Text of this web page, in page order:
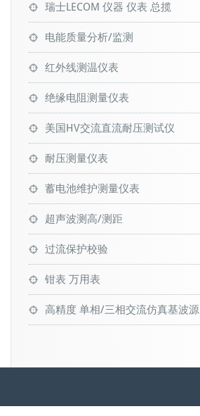
瑞士LECOM 仪器 仪表 总揽
电能质量分析/监测
红外线测温仪表
绝缘电阻测量仪表
美国HV交流直流耐压测试仪
耐压测量仪表
蓄电池维护测量仪表
超声波测高/测距
过流保护校验
钳表 万用表
高精度 单相/三相交流仿真基波源